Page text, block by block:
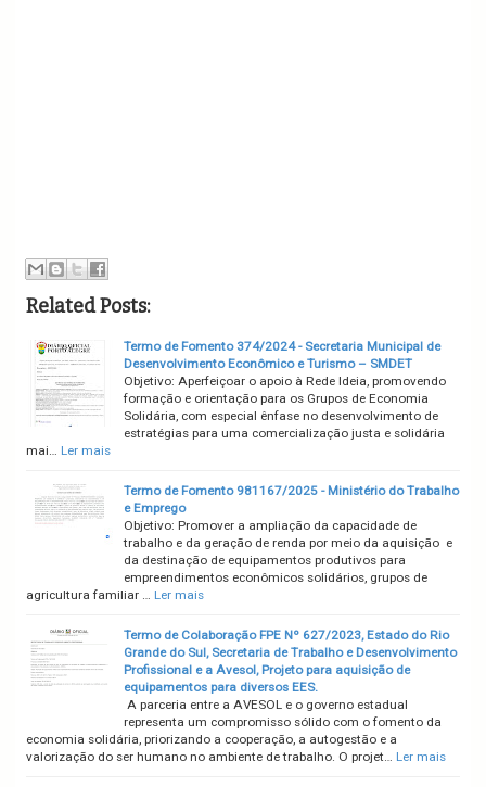
Related Posts:
Termo de Fomento 374/2024 - Secretaria Municipal de
Desenvolvimento Econômico e Turismo – SMDET
Objetivo: Aperfeiçoar o apoio à Rede Ideia, promovendo
formação e orientação para os Grupos de Economia
Solidária, com especial ênfase no desenvolvimento de
estratégias para uma comercialização justa e solidária
mai…
Ler mais
Termo de Fomento 981167/2025 - Ministério do Trabalho
e Emprego
Objetivo: Promover a ampliação da capacidade de
trabalho e da geração de renda por meio da aquisição e
da destinação de equipamentos produtivos para
empreendimentos econômicos solidários, grupos de
agricultura familiar …
Ler mais
Termo de Colaboração FPE Nº 627/2023, Estado do Rio
Grande do Sul, Secretaria de Trabalho e Desenvolvimento
Profissional e a Avesol, Projeto para aquisição de
equipamentos para diversos EES.
A parceria entre a AVESOL e o governo estadual
representa um compromisso sólido com o fomento da
economia solidária, priorizando a cooperação, a autogestão e a
valorização do ser humano no ambiente de trabalho. O projet…
Ler mais